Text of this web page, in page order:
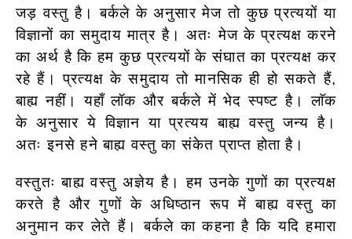
जड़ वस्तु है। बर्कले के अनुसार मेज तो कुछ प्रत्ययों या
विज्ञानों का समुदाय मात्र है। अतः मेज के प्रत्यक्ष करने
का अर्थ है कि हम कुछ प्रत्ययों के संघात का प्रत्यक्ष कर
रहे हैं। प्रत्यक्ष के समुदाय तो मानसिक ही हो सकते हैं,
बाह्य नहीं। यहाँ लॉक और बर्कले में भेद स्पष्ट है। लाॅक
के अनुसार ये विज्ञान या प्रत्यय बाह्य वस्तु जन्य है।
अतः इनसे हने बाह्य वस्तु का संकेत प्राप्त होता है।
वस्तुतः बाह्य वस्तु अज्ञेय है। हम उनके गुणों का प्रत्यक्ष
करते है और गुणों के अधिष्ठान रूप में बाह्य वस्तु का
अनुमान कर लेते हैं। बर्कले का कहना है कि यदि हमारा